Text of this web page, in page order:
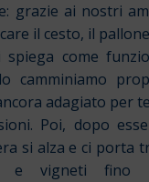
grazie ai nostri
il cesto, il
come
camminiamo
adagiato per
Poi, dopo
si alza e ci porta
e vigneti fino